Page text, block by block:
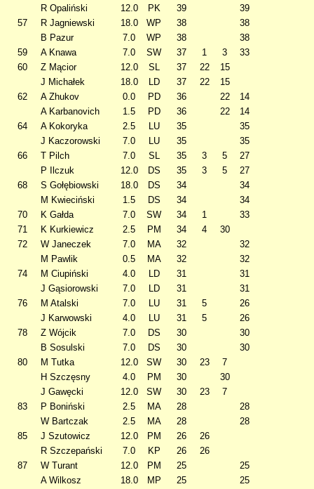
R Opaliński
12.0 PK 39
39
57
R Jagniewski 18.0 WP 38
38
B Pazur
7.0 WP 38
38
59
A Knawa 7.0 SW 37 1 3
33
60
Z Mącior 12.0 SL 37 22
15
J Michałek
18.0 LD 37 22
15
62
A Zhukov 0.0 PD 36 22
14
A Karbanovich
1.5 PD 36 22
14
64
A Kokoryka 2.5 LU 35
35
J Kaczorowski
7.0 LU 35
35
66
T Pilch 7.0 SL 35 3 5
27
P Ilczuk
12.0 DS 35 3 5
27
68
S Gołębiowski 18.0 DS 34
34
M Kwieciński
1.5 DS 34
34
70
K Gałda 7.0 SW 34 1
33
71
K Kurkiewicz 2.5 PM 34 4
30
72
W Janeczek 7.0 MA 32
32
M Pawlik
0.5 MA 32
32
74
M Ciupiński 4.0 LD 31
31
J Gąsiorowski
7.0 LD 31
31
76
M Atalski 7.0 LU 31 5
26
J Karwowski
4.0 LU 31 5
26
78
Z Wójcik 7.0 DS 30
30
B Sosulski
7.0 DS 30
30
80
M Tutka 12.0 SW 30 23
7
H Szczęsny
4.0 PM 30
30
J Gawęcki
12.0 SW 30 23
7
83
P Boniński 2.5 MA 28
28
W Bartczak
2.5 MA 28
28
85
J Szutowicz 12.0 PM 26
26
R Szczepański
7.0 KP 26
26
87
W Turant 12.0 PM 25
25
A Wilkosz
18.0 MP 25
25